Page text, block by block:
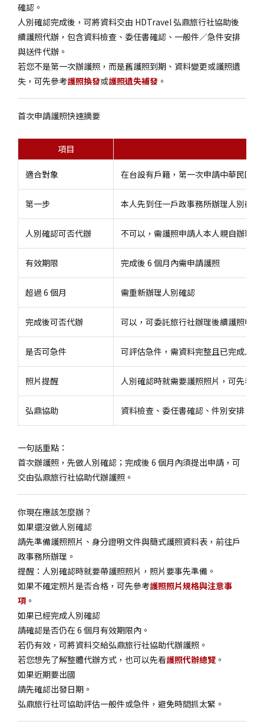
確認。
人別確認完成後，可將資料交由 HDTravel 弘鼎旅行社協助後
續護照代辦，包含資料檢查、委任書確認、一般件／急件安排
與送件代辦。
若您不是第一次辦護照，而是舊護照到期、資料變更或護照遺
失，可先參考護照換發或護照遺失補發 。
首次申請護照快速摘要
項目
適合對象 在台設有戶籍，第一次申請中華民國護
第一步 本人先到任一戶政事務所辦理人別確認
人別確認可否代辦 不可以，需護照申請人本人親自辦理
有效期限 完成後 6 個月內需申請護照
超過 6 個月 需重新辦理人別確認
完成後可否代辦 可以，可委託旅行社辦理後續護照申請
是否可急件 可評估急件，需資料完整且已完成人別
照片提醒 人別確認時就需要護照照片，可先看
弘鼎協助 資料檢查、委任書確認、件別安排、
一句話重點：
首次辦護照，先做人別確認；完成後 6 個月內須提出申請，可
交由弘鼎旅行社協助代辦護照。
你現在應該怎麼辦？
如果還沒做人別確認
請先準備護照照片、身分證明文件與簡式護照資料表，前往戶
政事務所辦理。
提醒：人別確認時就要帶護照照片，照片要事先準備。
如果不確定照片是否合格，可先參考護照照片規格與注意事
項 。
如果已經完成人別確認
請確認是否仍在 6 個月有效期限內。
若仍有效，可將資料交給弘鼎旅行社協助代辦護照。
若您想先了解整體代辦方式，也可以先看護照代辦總覽 。
如果近期要出國
請先確認出發日期。
弘鼎旅行社可協助評估一般件或急件，避免時間抓太緊。